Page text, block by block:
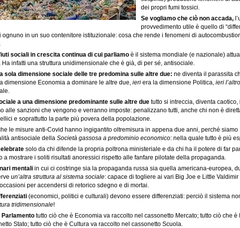
dei propri fumi tossici.
Se vogliamo che ciò non accada,
provvedimento utile è quello di
ognuno in un suo contenitore istituzionale: cosa che rende i fenomeni di
sociali in crescita continua di cui parliamo è il sistema mondiale (e nazionale)
infatti una struttura unidimensionale che è già, di per sé, antisociale.
sola dimensione sociale delle tre predomina sulle altre due: ne diventa il parassita
dimensione Economia a dominare le altre due, ieri era la dimensione Politica, ieri l’altro
a una dimensione predominante sulle altre due tutto si intreccia, diventa
alle sanzioni che vengono e verranno imposte: penalizzano tutti, anche chi non è
e soprattutto la parte più povera della popolazione.
le misure anti-Covid hanno ingigantito oltremisura in appena due anni, perché siamo
antisociale della Società gassosa a predominio economico: nella quale tutto è più
solo da chi difende la propria poltrona ministeriale e da chi ha il potere di far
a mostrare i soliti risultati anoressici rispetto alle fanfare pilotate della propaganda.
mentali in cui ci costringe sia la propaganda russa sia quella americana-europea,
un’altra struttura al sistema sociale: capace di togliere ai vari Big Joe e Little
per accendersi di retorico sdegno e di mortai.
(economici, politici e culturali) devono essere differenziati: perciò il sistema
tridimensionale!
Parlamento tutto ciò che è Economia va raccolto nel cassonetto Mercato; tutto ciò che è
Stato; tutto ciò che è Cultura va raccolto nel cassonetto Scuola.